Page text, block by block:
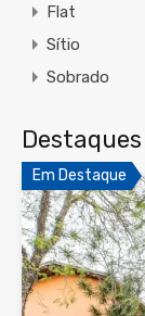
Flat
Sítio
Sobrado
Destaques
Em Destaque